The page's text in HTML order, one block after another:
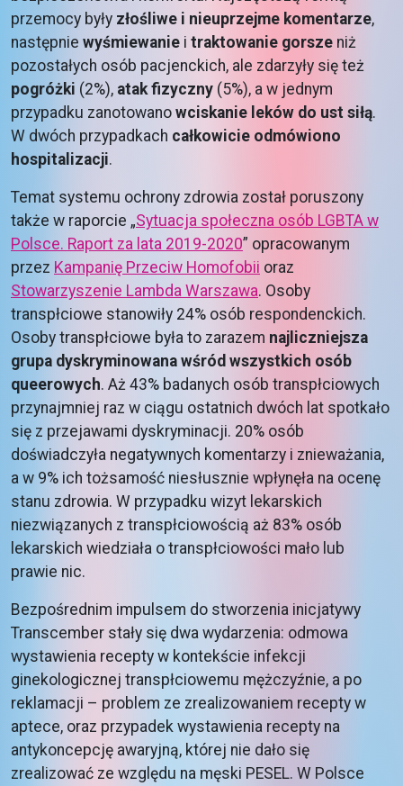
przemocy były złośliwe i nieuprzejme komentarze,
następnie wyśmiewanie i traktowanie gorsze niż
pozostałych osób pacjenckich, ale zdarzyły się też
pogróżki (2%), atak fizyczny (5%), a w jednym
przypadku zanotowano wciskanie leków do ust siłą.
W dwóch przypadkach całkowicie odmówiono
hospitalizacji.
Temat systemu ochrony zdrowia został poruszony
także w raporcie „Sytuacja społeczna osób LGBTA w
Polsce. Raport za lata 2019-2020” opracowanym
przez Kampanię Przeciw Homofobii oraz
Stowarzyszenie Lambda Warszawa. Osoby
transpłciowe stanowiły 24% osób respondenckich.
Osoby transpłciowe była to zarazem najliczniejsza
grupa dyskryminowana wśród wszystkich osób
queerowych. Aż 43% badanych osób transpłciowych
przynajmniej raz w ciągu ostatnich dwóch lat spotkało
się z przejawami dyskryminacji. 20% osób
doświadczyła negatywnych komentarzy i znieważania,
a w 9% ich tożsamość niesłusznie wpłynęła na ocenę
stanu zdrowia. W przypadku wizyt lekarskich
niezwiązanych z transpłciowością aż 83% osób
lekarskich wiedziała o transpłciowości mało lub
prawie nic.
Bezpośrednim impulsem do stworzenia inicjatywy
Transcember stały się dwa wydarzenia: odmowa
wystawienia recepty w kontekście infekcji
ginekologicznej transpłciowemu mężczyźnie, a po
reklamacji – problem ze zrealizowaniem recepty w
aptece, oraz przypadek wystawienia recepty na
antykoncepcję awaryjną, której nie dało się
zrealizować ze względu na męski PESEL. W Polsce